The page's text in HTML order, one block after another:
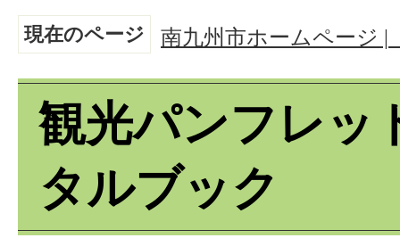
現在のページ 南九州市ホームページ
観光パンフレッ
タルブック